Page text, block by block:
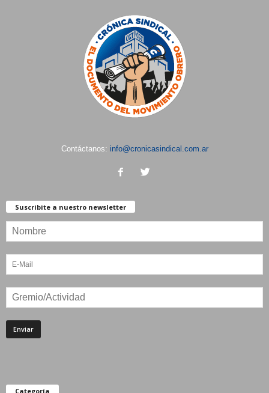
Contáctanos: info@cronicasindical.com.ar
Suscribite a nuestro newsletter
Categoría